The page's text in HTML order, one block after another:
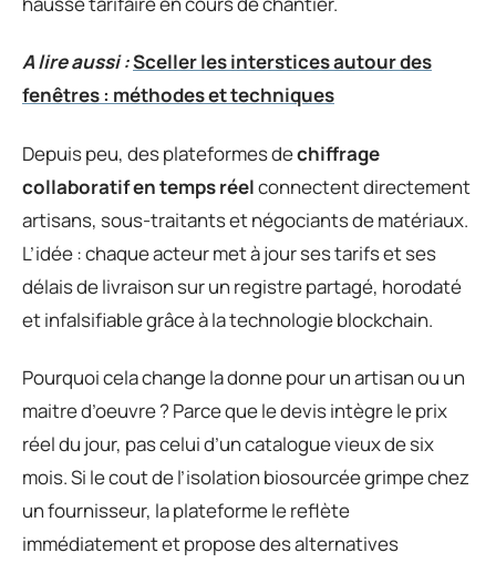
A lire aussi :Sceller les interstices autour des
fenêtres : méthodes et techniques
Depuis peu, des plateformes dechiffrage
collaboratif en temps réelconnectent directement
artisans, sous-traitants et négociants de matériaux.
L’idée : chaque acteur met à jour ses tarifs et ses
délais de livraison sur un registre partagé, horodaté
et infalsifiable grâce à la technologie blockchain.
Pourquoi cela change la donne pour un artisan ou un
maitre d’oeuvre ? Parce que le devis intègre le prix
réel du jour, pas celui d’un catalogue vieux de six
mois. Si le cout de l’isolation biosourcée grimpe chez
un fournisseur, la plateforme le reflète
immédiatement et propose des alternatives